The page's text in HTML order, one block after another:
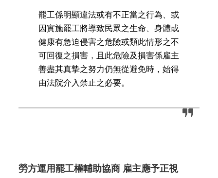
罷工係明顯違法或有不正當之行為、或
因實施罷工將導致民眾之生命、身體或
健康有急迫侵害之危險或類此情形之不
可回復之損害，且此危險及損害係雇主
善盡其真摯之努力仍無從避免時，始得
由法院介入禁止之必要。
勞方運用罷工權輔助協商 雇主應予正視